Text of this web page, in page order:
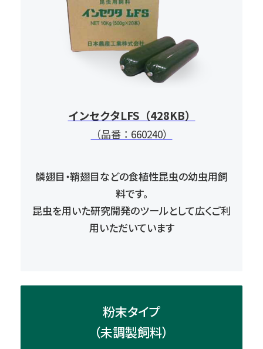
インセクタLFS（428KB）
（品番：660240）
鱗翅目・鞘翅目などの食植性昆虫の幼虫用飼
料です。
昆虫を用いた研究開発のツールとして広くご利
用いただいています
粉末タイプ
（未調製飼料）